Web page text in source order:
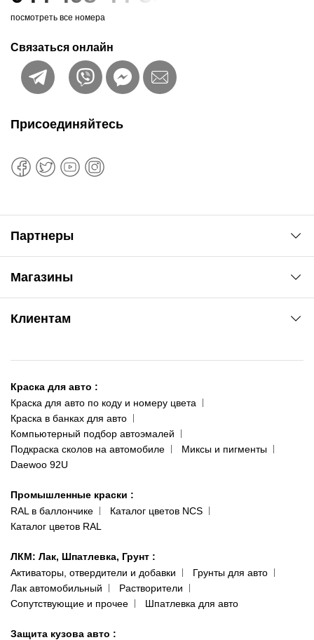
посмотреть все номера
Связаться онлайн
Магазины
ул. Рабочая, 2-а
093 611-39-23
(ориентир: Интайм №40)
Одесса
пр-т Акад. Глушко, 29
066 554-97-70
Клиентам
Доставка и оплата
Сотрудничество
Наши публикации
Публичная оферта
Политика конфиденциальности
Присоединяйтесь
Партнеры
Сервис колористам
Краска для авто :
Краска для авто по коду и номеру цвета
Краска в банках для авто
Компьютерный подбор автоэмалей
Подкраска сколов на автомобиле
Миксы и пигменты
Daewoo 92U
Промышленные краски :
RAL в баллончике
Каталог цветов NCS
Каталог цветов RAL
ЛКМ: Лак, Шпатлевка, Грунт :
Активаторы, отвердители и добавки
Грунты для авто
Лак автомобильный
Растворители
Сопутствующие и прочее
Шпатлевка для авто
Защита кузова авто :